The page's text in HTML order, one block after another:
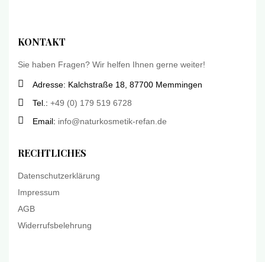
KONTAKT
Sie haben Fragen? Wir helfen Ihnen gerne weiter!
Adresse: Kalchstraße 18, 87700 Memmingen
Tel.: +49 (0) 179 519 6728
Email: info@naturkosmetik-refan.de
RECHTLICHES
Datenschutzerklärung
Impressum
AGB
Widerrufsbelehrung